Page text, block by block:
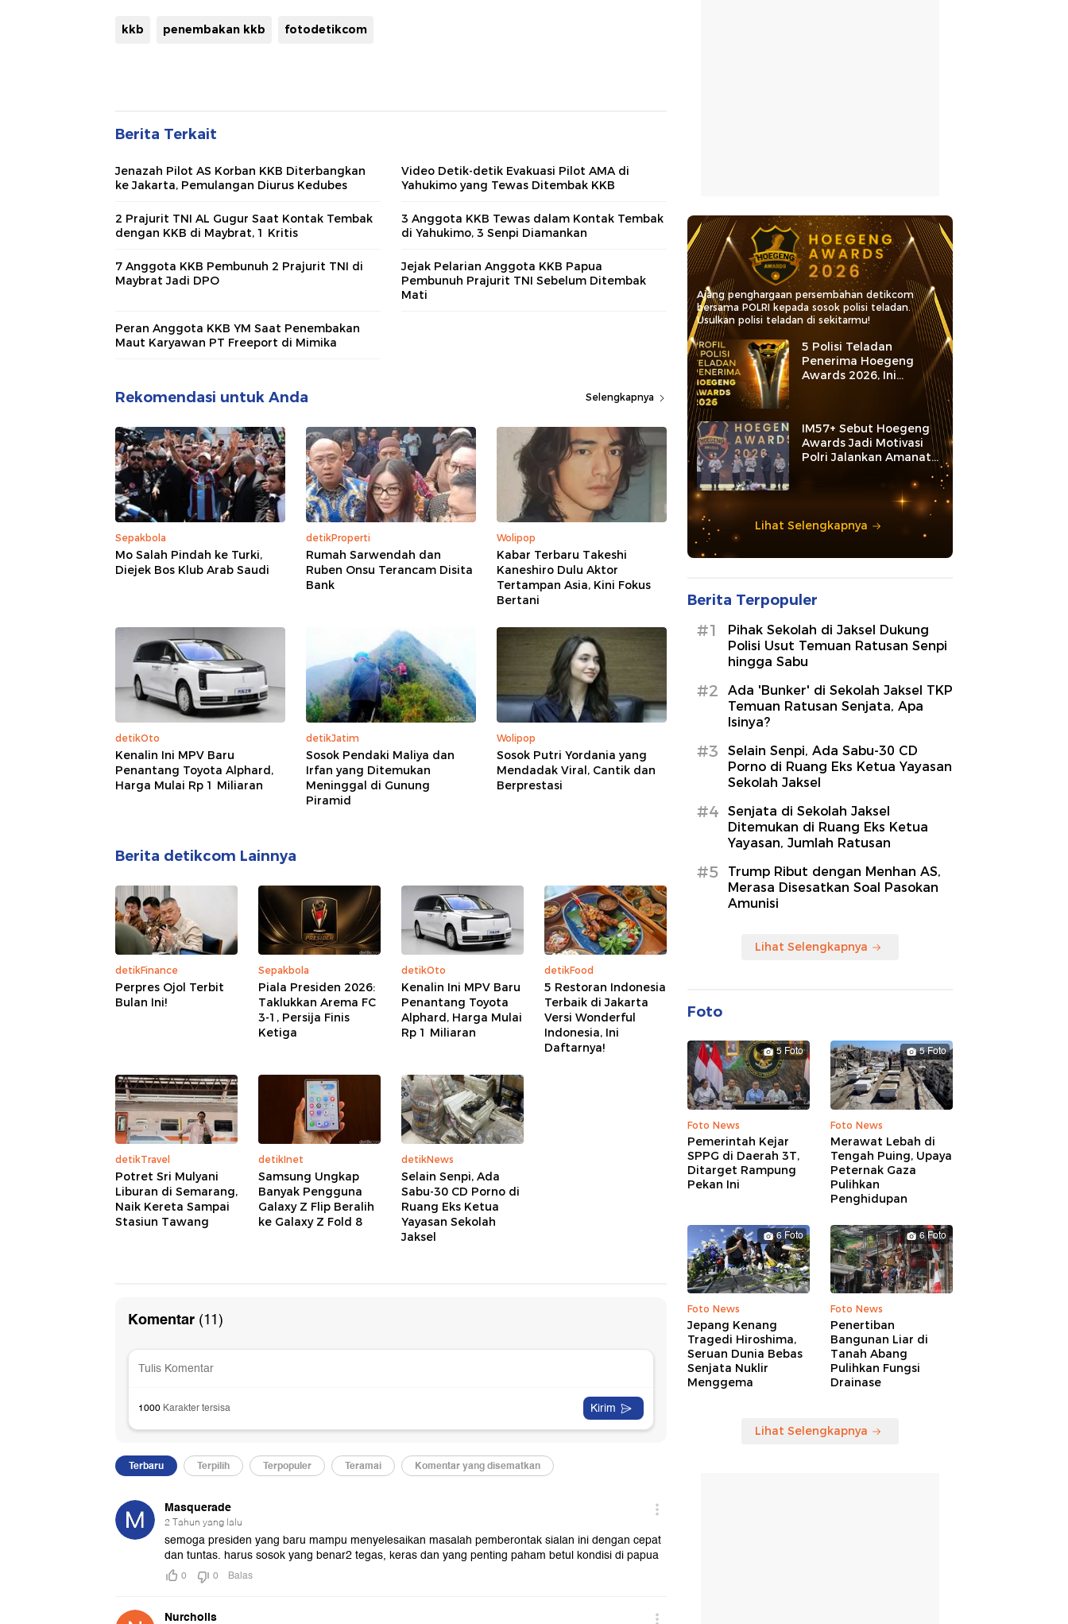
kkb penembakan kkb fotodetikcom
Berita Terkait
Jenazah Pilot AS Korban KKB Diterbangkan
ke Jakarta, Pemulangan Diurus Kedubes
Video Detik-detik Evakuasi Pilot AMA di
Yahukimo yang Tewas Ditembak KKB
2 Prajurit TNI AL Gugur Saat Kontak Tembak
dengan KKB di Maybrat, 1 Kritis
3 Anggota KKB Tewas dalam Kontak Tembak
di Yahukimo, 3 Senpi Diamankan
7 Anggota KKB Pembunuh 2 Prajurit TNI di
Maybrat Jadi DPO
Jejak Pelarian Anggota KKB Papua
Pembunuh Prajurit TNI Sebelum Ditembak
Mati
Peran Anggota KKB YM Saat Penembakan
Maut Karyawan PT Freeport di Mimika
Rekomendasi untuk Anda Selengkapnya
Sepakbola
Mo Salah Pindah ke Turki,
Diejek Bos Klub Arab Saudi
detikProperti
Rumah Sarwendah dan
Ruben Onsu Terancam Disita
Bank
Wolipop
Kabar Terbaru Takeshi
Kaneshiro Dulu Aktor
Tertampan Asia, Kini Fokus
Bertani
detikOto
Kenalin Ini MPV Baru
Penantang Toyota Alphard,
Harga Mulai Rp 1 Miliaran
detikJatim
Sosok Pendaki Maliya dan
Irfan yang Ditemukan
Meninggal di Gunung
Piramid
Wolipop
Sosok Putri Yordania yang
Mendadak Viral, Cantik dan
Berprestasi
Berita detikcom Lainnya
detikFinance
Perpres Ojol Terbit
Bulan Ini!
Sepakbola
Piala Presiden 2026:
Taklukkan Arema FC
3-1, Persija Finis
Ketiga
detikOto
Kenalin Ini MPV Baru
Penantang Toyota
Alphard, Harga Mulai
Rp 1 Miliaran
detikFood
5 Restoran Indonesia
Terbaik di Jakarta
Versi Wonderful
Indonesia, Ini
Daftarnya!
detikTravel
Potret Sri Mulyani
Liburan di Semarang,
Naik Kereta Sampai
Stasiun Tawang
detikInet
Samsung Ungkap
Banyak Pengguna
Galaxy Z Flip Beralih
ke Galaxy Z Fold 8
detikNews
Selain Senpi, Ada
Sabu-30 CD Porno di
Ruang Eks Ketua
Yayasan Sekolah
Jaksel
Ajang penghargaan persembahan detikcom
bersama POLRI kepada sosok polisi teladan.
Usulkan polisi teladan di sekitarmu!
5 Polisi Teladan
Penerima Hoegeng
Awards 2026, Ini
Kategori dan Kiprahnya
IM57+ Sebut Hoegeng
Awards Jadi Motivasi
Polri Jalankan Amanat
Lihat Selengkapnya
Berita Terpopuler
#1
Pihak Sekolah di Jaksel Dukung
Polisi Usut Temuan Ratusan Senpi
hingga Sabu
#2
Ada 'Bunker' di Sekolah Jaksel TKP
Temuan Ratusan Senjata, Apa
Isinya?
#3
Selain Senpi, Ada Sabu-30 CD
Porno di Ruang Eks Ketua Yayasan
Sekolah Jaksel
#4
Senjata di Sekolah Jaksel
Ditemukan di Ruang Eks Ketua
Yayasan, Jumlah Ratusan
#5
Trump Ribut dengan Menhan AS,
Merasa Disesatkan Soal Pasokan
Amunisi
Lihat Selengkapnya
Foto
5 Foto
Foto News
Pemerintah Kejar
SPPG di Daerah 3T,
Ditarget Rampung
Pekan Ini
5 Foto
Foto News
Merawat Lebah di
Tengah Puing, Upaya
Peternak Gaza
Pulihkan
Penghidupan
6 Foto
Foto News
Jepang Kenang
Tragedi Hiroshima,
Seruan Dunia Bebas
Senjata Nuklir
Menggema
6 Foto
Foto News
Penertiban
Bangunan Liar di
Tanah Abang
Pulihkan Fungsi
Drainase
Lihat Selengkapnya